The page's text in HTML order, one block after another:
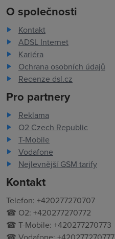
O společnosti
Kontakt
ADSL Internet
Kariéra
Ochrana osobních údajů
Recenze dsl.cz
Pro partnery
Reklama
O2 Czech Republic
T-Mobile
Vodafone
Nejlevnější GSM tarify
Kontakt
Telefon: +420277270707
☎ O2: +420277270772
☎ T-Mobile: +420277270773